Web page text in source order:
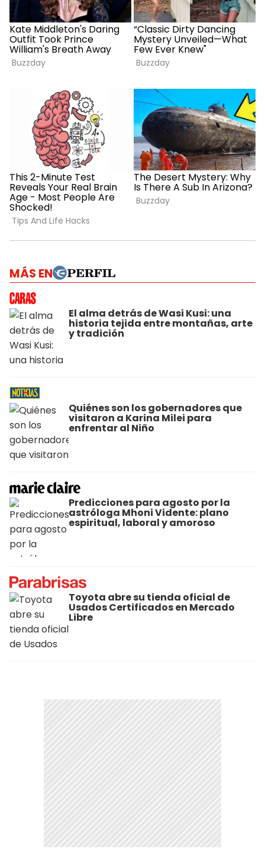
MÁS EN
El alma detrás de Wasi Kusi: una
historia tejida entre montañas, arte
y tradición
Quiénes son los gobernadores que
visitaron a Karina Milei para
enfrentar al Niño
Predicciones para agosto por la
astróloga Mhoni Vidente: plano
espiritual, laboral y amoroso
Toyota abre su tienda oficial de
Usados Certificados en Mercado
Libre